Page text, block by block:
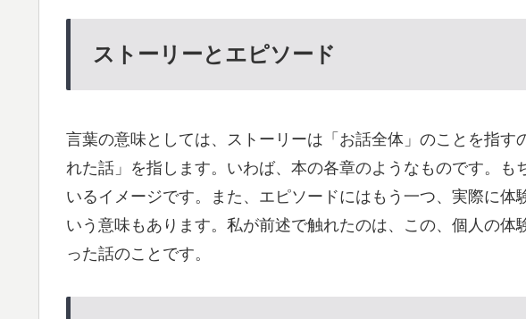
ストーリーとエピソード
言葉の意味としては、ストーリーは「お話全体」のことを指す
れた話」を指します。いわば、本の各章のようなものです。も
いるイメージです。また、エピソードにはもう一つ、実際に体
いう意味もあります。私が前述で触れたのは、この、個人の体
った話のことです。